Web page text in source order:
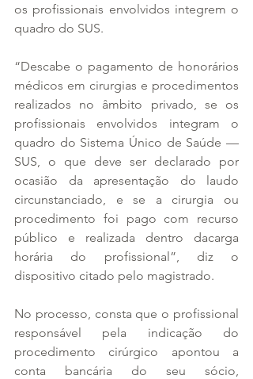
os profissionais envolvidos integrem o
quadro do SUS.
“Descabe o pagamento de honorários
médicos em cirurgias e procedimentos
realizados no âmbito privado, se os
profissionais envolvidos integram o
quadro do Sistema Único de Saúde —
SUS, o que deve ser declarado por
ocasião da apresentação do laudo
circunstanciado, e se a cirurgia ou
procedimento foi pago com recurso
público e realizada dentro dacarga
horária do profissional”, diz o
dispositivo citado pelo magistrado.
No processo, consta que o profissional
responsável pela indicação do
procedimento cirúrgico apontou a
conta bancária do seu sócio,